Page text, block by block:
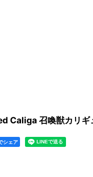
Caliga 召喚獣カリギ
シェア